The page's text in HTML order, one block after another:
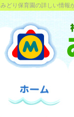
みどり保育園の詳しい情報